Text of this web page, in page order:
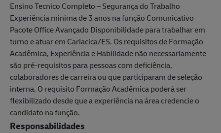
Ensino Tecnico Completo – Segurança do Trabalho
Experiência minima de 3 anos na função Comunicativo
Pacote Office Avançado Disponibilidade para trabalhar em
turno e atuar em Cariacica/ES. Os requisitos de Formação
Acadêmica, Experiência e Habilidade não necessariamente
são pré-requisitos para pessoas com deficiência,
colaboradores de carreira ou que participaram de seleção
interna. O requisito Formação Acadêmica poderá ser
flexibilizado desde que a experiência na área credencie o
candidato na função.
Responsabilidades